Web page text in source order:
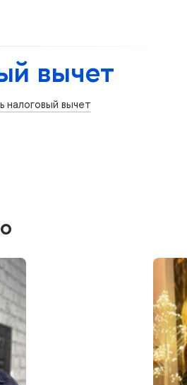
вычет
налоговый вычет